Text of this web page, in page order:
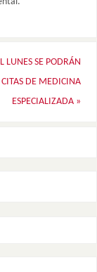
LUNES SE PODRÁN
DE MEDICINA
ESPECIALIZADA »